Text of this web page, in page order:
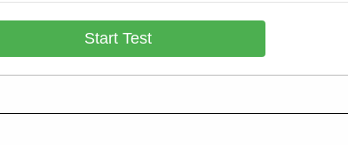
Start Test